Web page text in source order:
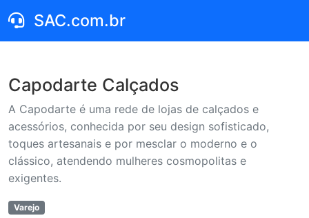
SAC.com.br
Capodarte Calçados
A Capodarte é uma rede de lojas de calçados e
acessórios, conhecida por seu design sofisticado,
toques artesanais e por mesclar o moderno e o
clássico, atendendo mulheres cosmopolitas e
exigentes.
Varejo